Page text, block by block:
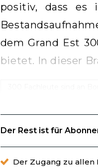
positiv, dass es
dem Grand Est
bietet. In dieser
Der Rest ist für
Der Zugang zu allen